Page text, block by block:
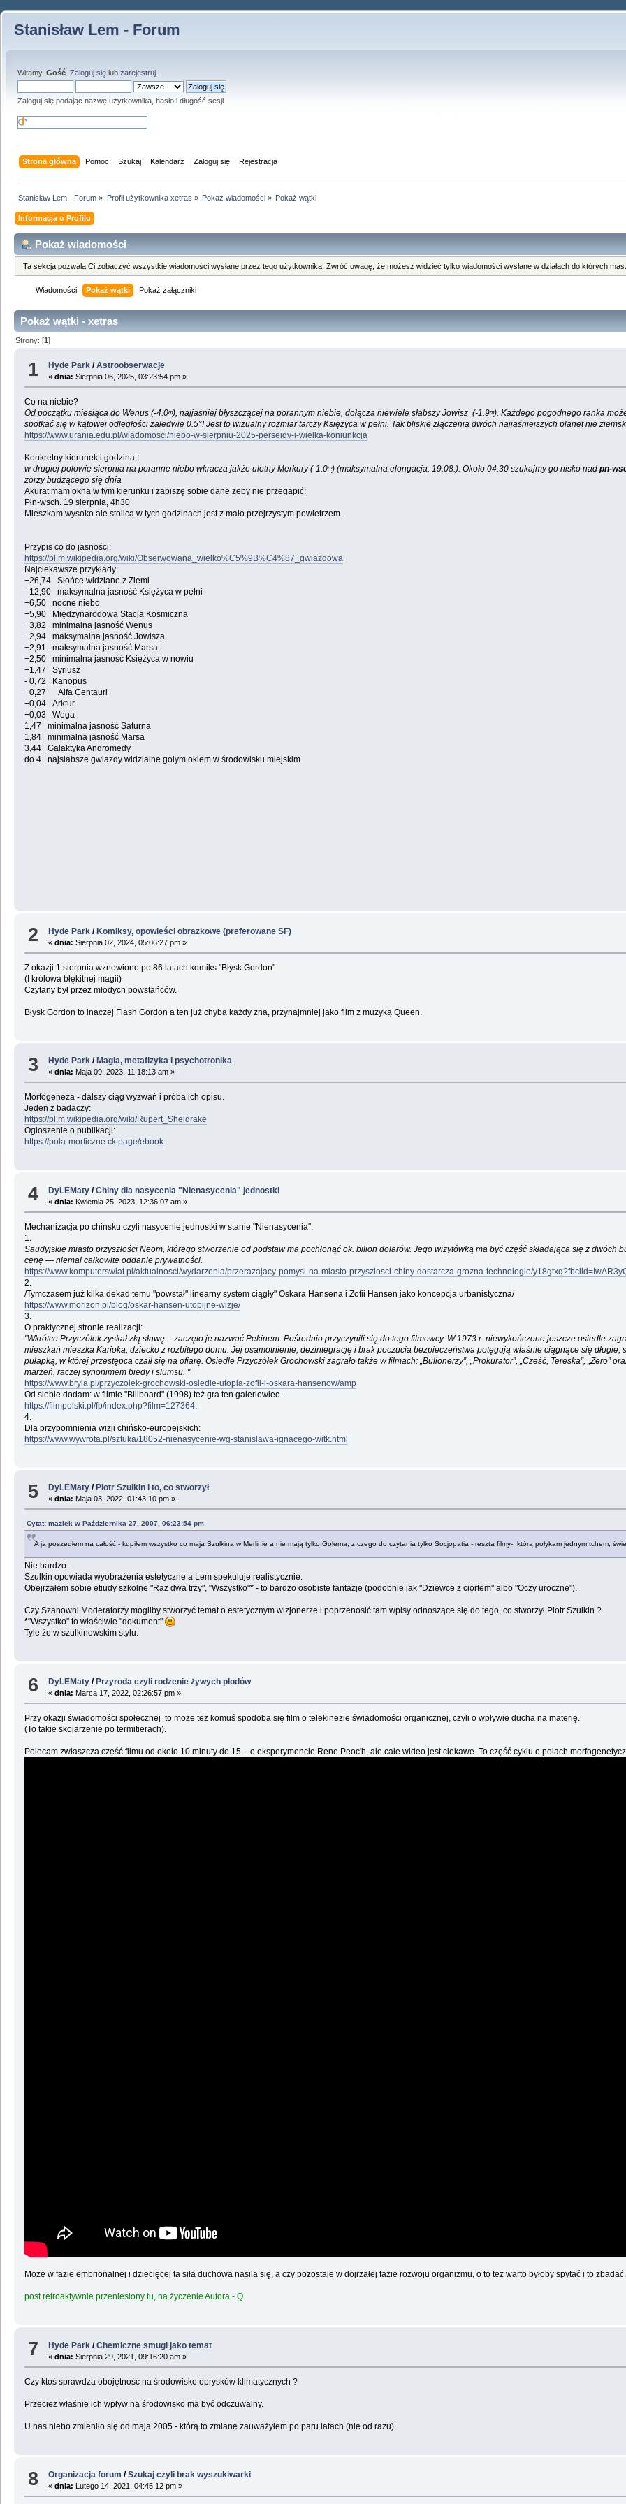
Stanisław Lem - Forum
Witamy, Gość Zaloguj się lub zarejestruj
Zaloguj się podając nazwę użytkownika, hasło i długość sesji
Strona główna Pomoc Szukaj Kalendarz Zaloguj się Rejestracja
Stanisław Lem - Forum » Profil użytkownika xetras » Pokaż wiadomości» Pokaż wątki
Informacja o Profilu
Pokaż wiadomości
Ta sekcja pozwala Ci zobaczyć wszystkie wiadomości wysłane przez tego użytkownika. Zwróć uwagę, że możesz widzieć tylko wiadomości wysłane w działach do których
Wiadomości Pokaż wątki Pokaż załączniki
Pokaż wątki - xetras
Strony: [1]
1 Hyde Park /Astroobserwacje
«dnia: Sierpnia 06, 2025, 03:23:54 pm »
Co na niebie?
Od początku miesiąca do Wenus (-4.0ᵐ), najjaśniej błyszczącej na porannym niebie, dołącza niewiele słabszy Jowisz (-1.9ᵐ). Każdego pogodnego ranka
spotkać się w kątowej odległości zaledwie 0.5°! Jest to wizualny rozmiar tarczy Księżyca w pełni. Tak bliskie złączenia dwóch najjaśniejszych planet nie
https://www.urania.edu.pl/wiadomosci/niebo-w-sierpniu-2025-perseidy-i-wielka-koniunkcja
Konkretny kierunek i godzina:
w drugiej połowie sierpnia na poranne niebo wkracza jakże ulotny Merkury (-1.0ᵐ) (maksymalna elongacja: 19.08.). Około 04:30 szukajmy go nisko nad pn-
zorzy budzącego się dnia
Akurat mam okna w tym kierunku i zapiszę sobie dane żeby nie przegapić:
Płn-wsch. 19 sierpnia, 4h30
Mieszkam wysoko ale stolica w tych godzinach jest z mało przejrzystym powietrzem.
Przypis co do jasności:
https://pl.m.wikipedia.org/wiki/Obserwowana_wielko%C5%9B%C4%87_gwiazdowa
Najciekawsze przykłady:
−26,74 Słońce widziane z Ziemi
- 12,90 maksymalna jasność Księżyca w pełni
−6,50 nocne niebo
−5,90 Międzynarodowa Stacja Kosmiczna
−3,82 minimalna jasność Wenus
−2,94 maksymalna jasność Jowisza
−2,91 maksymalna jasność Marsa
−2,50 minimalna jasność Księżyca w nowiu
−1,47 Syriusz
- 0,72 Kanopus
−0,27 Alfa Centauri
−0,04 Arktur
+0,03 Wega
1,47 minimalna jasność Saturna
1,84 minimalna jasność Marsa
3,44 Galaktyka Andromedy
do 4 najsłabsze gwiazdy widzialne gołym okiem w środowisku miejskim
2 Hyde Park /Komiksy, opowieści obrazkowe (preferowane SF)
«dnia: Sierpnia 02, 2024, 05:06:27 pm »
Z okazji 1 sierpnia wznowiono po 86 latach komiks "Błysk Gordon"
(I królowa błękitnej magii)
Czytany był przez młodych powstańców.
Błysk Gordon to inaczej Flash Gordon a ten już chyba każdy zna, przynajmniej jako film z muzyką Queen.
3 Hyde Park / Magia, metafizyka i psychotronika
«dnia: Maja 09, 2023, 11:18:13 am »
Morfogeneza - dalszy ciąg wyzwań i próba ich opisu.
Jeden z badaczy:
https://pl.m.wikipedia.org/wiki/Rupert_Sheldrake
Ogłoszenie o publikacji:
https://pola-morficzne.ck.page/ebook
4 DyLEMaty /Chiny dla nasycenia "Nienasycenia" jednostki
«dnia: Kwietnia 25, 2023, 12:36:07 am »
Mechanizacja po chińsku czyli nasycenie jednostki w stanie "Nienasycenia".
1.
Saudyjskie miasto przyszłości Neom, którego stworzenie od podstaw ma pochłonąć ok. bilion dolarów. Jego wizytówką ma być część składająca się z dwóch
cenę — niemal całkowite oddanie prywatności.
https://www.komputerswiat.pl/aktualnosci/wydarzenia/przerazajacy-pomysl-na-miasto-przyszlosci-chiny-dostarcza-grozna-technologie/
2.
/Tymczasem już kilka dekad temu "powstał" linearny system ciągły" Oskara Hansena i Zofii Hansen jako koncepcja urbanistyczna/
https://www.morizon.pl/blog/oskar-hansen-utopijne-wizje/
3.
O praktycznej stronie realizacji:
"Wkrótce Przyczółek zyskał złą sławę – zaczęto je nazwać Pekinem. Pośrednio przyczynili się do tego filmowcy. W 1973 r. niewykończone jeszcze osiedle
mieszkań mieszka Karioka, dziecko z rozbitego domu. Jej osamotnienie, dezintegrację i brak poczucia bezpieczeństwa potęgują właśnie ciągnące się
pułapką, w której przestępca czaił się na ofiarę. Osiedle Przyczółek Grochowski zagrało także w filmach: „Bulionerzy”, „Prokurator”, „Cześć, Tereska”, „Zero”
marzeń, raczej synonimem biedy i slumsu. "
https://www.bryla.pl/przyczolek-grochowski-osiedle-utopia-zofii-i-oskara-hansenow/amp
Od siebie dodam: w filmie "Billboard" (1998) też gra ten galeriowiec.
https://filmpolski.pl/fp/index.php?film=127364.
4.
Dla przypomnienia wizji chińsko-europejskich:
https://www.wywrota.pl/sztuka/18052-nienasycenie-wg-stanislawa-ignacego-witk.html
5 DyLEMaty / Piotr Szulkin i to, co stworzył
«dnia: Maja 03, 2022, 01:43:10 pm »
Cytat: maziek w Października 27, 2007, 06:23:54 pm
A ja poszedłem na całość - kupiłem wszystko co maja Szulkina w Merlinie a nie mają tylko Golema, z czego do czytania tylko Socjopatia - reszta filmy- którą połykam jednym tchem,
Nie bardzo.
Szulkin opowiada wyobrażenia estetyczne a Lem spekuluje realistycznie.
Obejrzałem sobie etiudy szkolne "Raz dwa trzy", "Wszystko"*- to bardzo osobiste fantazje (podobnie jak "Dziewce z ciortem" albo "Oczy uroczne").
Czy Szanowni Moderatorzy mogliby stworzyć temat o estetycznym wizjonerze i poprzenosić tam wpisy odnoszące się do tego, co stworzył Piotr Szulkin ?
*"Wszystko" to właściwie "dokument"
Tyle że w szulkinowskim stylu.
6 DyLEMaty /Przyroda czyli rodzenie żywych plodów
«dnia: Marca 17, 2022, 02:26:57 pm »
Przy okazji świadomości społecznej to może też komuś spodoba się film o telekinezie świadomości organicznej, czyli o wpływie ducha na materię.
(To takie skojarzenie po termitierach).
Polecam zwłaszcza część filmu od około 10 minuty do 15 - o eksperymencie Rene Peoc'h, ale całe wideo jest ciekawe. To część cyklu o polach
Może w fazie embrionalnej i dziecięcej ta siła duchowa nasila się, a czy pozostaje w dojrzałej fazie rozwoju organizmu, o to też warto byłoby spytać i to zbadać.
post retroaktywnie przeniesiony tu, na życzenie Autora - Q
7 Hyde Park /Chemiczne smugi jako temat
«dnia: Sierpnia 29, 2021, 09:16:20 am »
Czy ktoś sprawdza obojętność na środowisko oprysków klimatycznych ?
Przecież właśnie ich wpływ na środowisko ma być odczuwalny.
U nas niebo zmieniło się od maja 2005 - którą to zmianę zauważyłem po paru latach (nie od razu).
8 Organizacja forum /Szukaj czyli brak wyszukiwarki
«dnia: Lutego 14, 2021, 04:45:12 pm »